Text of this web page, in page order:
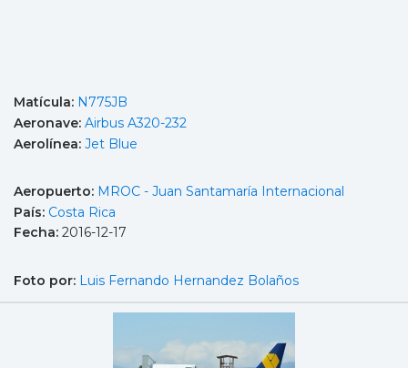
Matícula: N775JB
Aeronave: Airbus A320-232
Aerolínea: Jet Blue
Aeropuerto: MROC - Juan Santamaría Internacional
País: Costa Rica
Fecha: 2016-12-17
Foto por: Luis Fernando Hernandez Bolaños